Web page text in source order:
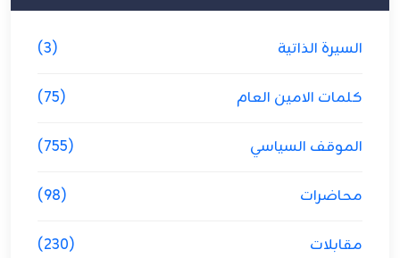
السيرة الذاتية (3)
كلمات الامين العام (75)
الموقف السياسي (755)
محاضرات (98)
مقابلات (230)